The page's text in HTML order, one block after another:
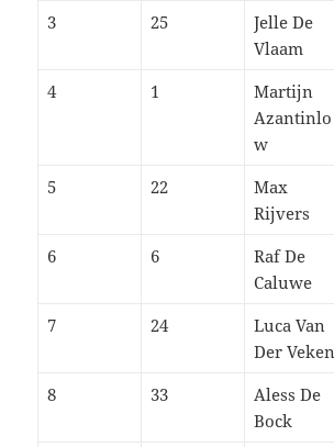
3
25
Jelle De
Vlaam
4
1
Martijn
Azantinlo
w
5 22
Max
Rijvers
6 6
Raf De
Caluwe
7 24
Luca Van
Der Veken
8
33
Aless De
Bock